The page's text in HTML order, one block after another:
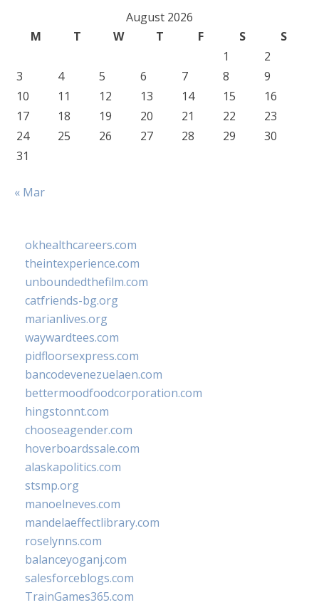
August 2026
M
T W T F S
S
1
2
3
4 5 6 7 8
9
10
11 12 13 14 15
16
17
18 19 20 21 22
23
24
25 26 27 28 29
30
31
« Mar
okhealthcareers.com
theintexperience.com
unboundedthefilm.com
catfriends-bg.org
marianlives.org
waywardtees.com
pidfloorsexpress.com
bancodevenezuelaen.com
bettermoodfoodcorporation.com
hingstonnt.com
chooseagender.com
hoverboardssale.com
alaskapolitics.com
stsmp.org
manoelneves.com
mandelaeffectlibrary.com
roselynns.com
balanceyoganj.com
salesforceblogs.com
TrainGames365.com